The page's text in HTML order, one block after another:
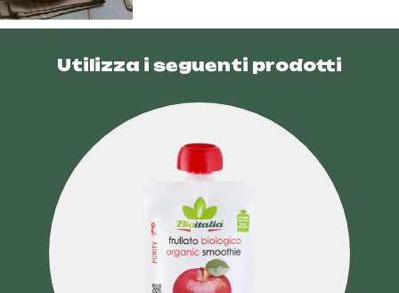
Utilizza i seguenti prodotti